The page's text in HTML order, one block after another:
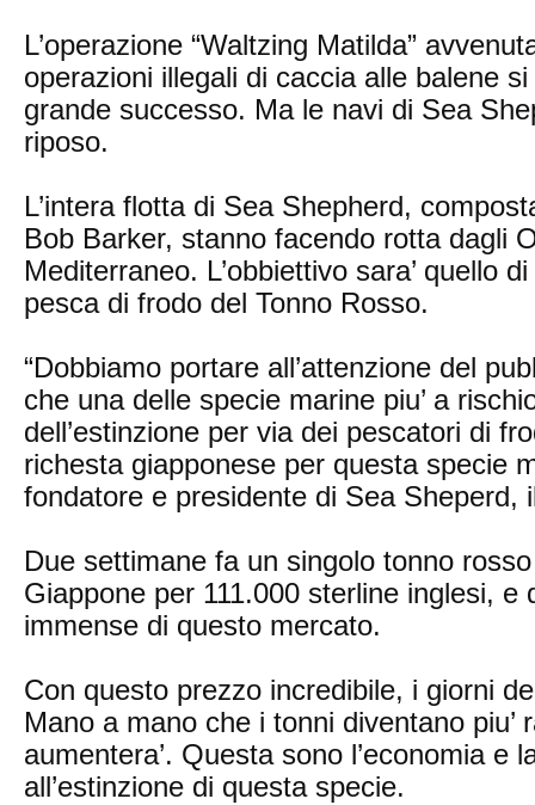
L’operazione “Waltzing Matilda”
operazioni illegali di caccia alle balene
grande successo. Ma le navi di Sea
riposo.
L’intera flotta di Sea Shepherd,
Bob Barker, stanno facendo rotta dagli
Mediterraneo. L’obbiettivo sara’ quello
pesca di frodo del Tonno Rosso.
“Dobbiamo portare all’attenzione del
che una delle specie marine piu’ a
dell’estinzione per via dei pescatori di
richesta giapponese per questa specie
fondatore e presidente di Sea Sheperd,
Due settimane fa un singolo tonno
Giappone per 111.000 sterline inglesi, e
immense di questo mercato.
Con questo prezzo incredibile, i giorni
Mano a mano che i tonni diventano piu’
aumentera’. Questa sono l’economia e
all’estinzione di questa specie.